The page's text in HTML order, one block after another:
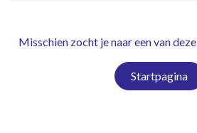
Misschien zocht je naar een van deze
Startpagina